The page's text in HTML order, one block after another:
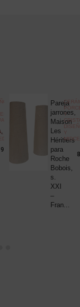
,
980,00
Pareja
jarrones,
Maison
Les
Héritiers
para
Roche
Bobois,
s.
XXI
–
Fran...
Y
Y